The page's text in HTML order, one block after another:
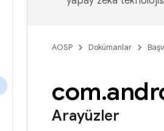
AOSP Dokümanlar
com.
Arayüzler